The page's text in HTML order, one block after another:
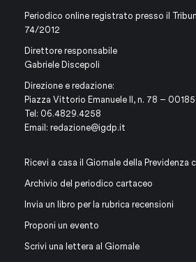
Periodico online registrato presso il
74/2012
Direttore responsabile
Gabriele Discepoli
Direzione e redazione:
Piazza Vittorio Emanuele II, n. 78 – 00185
Tel: 06.4829.4258
Email: redazione@igdp.it
Ricevi a casa il Giornale della Previdenza
Archivio del periodico cartaceo
Invia un libro per la rubrica recensioni
Proponi un evento
Scrivi una lettera al Giornale